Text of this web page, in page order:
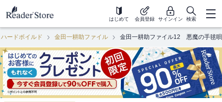
はじめて 会員登録 サインイン 検索
ードボイルド 金田一耕助ファイル 金田一耕助ファイル12 悪魔の手毬唄